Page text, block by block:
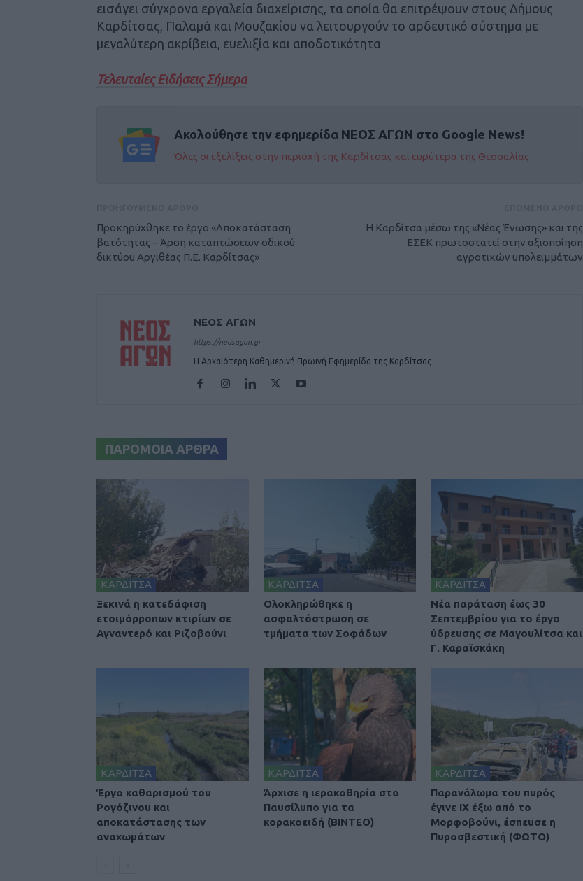
εισάγει σύγχρονα εργαλεία διαχείρισης, τα οποία θα επιτρέψουν στους Δήμους
Καρδίτσας, Παλαμά και Μουζακίου να λειτουργούν το αρδευτικό σύστημα με
μεγαλύτερη ακρίβεια, ευελιξία και αποδοτικότητα
Τελευταίες Ειδήσεις Σήμερα
Ακολούθησε την εφημερίδα ΝΕΟΣ ΑΓΩΝ στο Google News!
Όλες οι εξελίξεις στην περιοχή της Καρδίτσας και ευρύτερα της Θεσσαλίας
Προκηρύχθηκε το έργο «Αποκατάσταση
βατότητας – Άρση καταπτώσεων οδικού
δικτύου Αργιθέας Π.Ε. Καρδίτσας»
H Καρδίτσα μέσω της «Νέας Ένωσης» και της
ΕΣΕΚ πρωτοστατεί στην αξιοποίηση
αγροτικών υπολειμμάτων
ΝΕΟΣ ΑΓΩΝ
https://neosagon.gr
Η Αρχαιότερη Καθημερινή Πρωινή Εφημερίδα της Καρδίτσας
ΠΑΡΟΜΟΙΑ ΑΡΘΡΑ
ΚΑΡΔΙΤΣΑ
Ξεκινά η κατεδάφιση
ετοιμόρροπων κτιρίων σε
Αγναντερό και Ριζοβούνι
ΚΑΡΔΙΤΣΑ
Ολοκληρώθηκε η
ασφαλτόστρωση σε
τμήματα των Σοφάδων
ΚΑΡΔΙΤΣΑ
Νέα παράταση έως 30
Σεπτεμβρίου για το έργο
ύδρευσης σε Μαγουλίτσα και
Γ. Καραϊσκάκη
ΚΑΡΔΙΤΣΑ
Έργο καθαρισμού του
Ρογόζινου και
αποκατάστασης των
αναχωμάτων
ΚΑΡΔΙΤΣΑ
Άρχισε η ιερακοθηρία στο
Παυσίλυπο για τα
κορακοειδή (ΒΙΝΤΕΟ)
ΚΑΡΔΙΤΣΑ
Παρανάλωμα του πυρός
έγινε ΙΧ έξω από το
Μορφοβούνι, έσπευσε η
Πυροσβεστική (ΦΩΤΟ)